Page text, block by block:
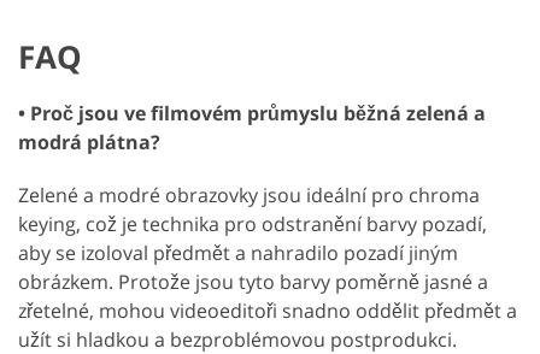
FAQ
• Proč jsou ve filmovém průmyslu běžná zelená a
modrá plátna?
Zelené a modré obrazovky jsou ideální pro chroma
keying, což je technika pro odstranění barvy pozadí,
aby se izoloval předmět a nahradilo pozadí jiným
obrázkem. Protože jsou tyto barvy poměrně jasné a
zřetelné, mohou videoeditoři snadno oddělit předmět a
užít si hladkou a bezproblémovou postprodukci.